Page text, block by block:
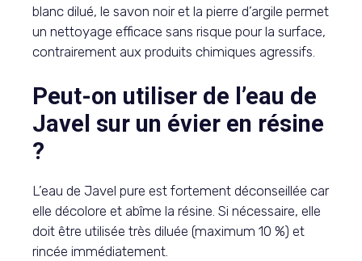
blanc dilué, le savon noir et la pierre d’argile permet
un nettoyage efficace sans risque pour la surface,
contrairement aux produits chimiques agressifs.
Peut-on utiliser de l’eau de
Javel sur un évier en résine
?
L’eau de Javel pure est fortement déconseillée car
elle décolore et abîme la résine. Si nécessaire, elle
doit être utilisée très diluée (maximum 10 %) et
rincée immédiatement.